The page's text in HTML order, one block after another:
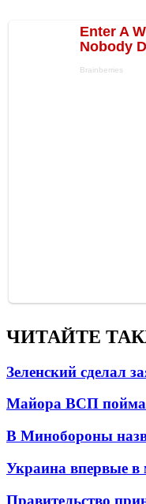
ЧИТАЙТЕ
Зеленский сделал
Майора ВСП
В Минобороны
Украина впервые в
Правительство